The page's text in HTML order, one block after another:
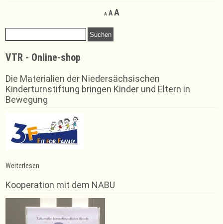
A
Decrease
font
AReset
size.
AIncrease
Suchen
nach:
VTR - Online-shop
Die Materialien der Niedersächsischen
Kinderturnstiftung bringen Kinder und Eltern in
Bewegung
Weiterlesen
Rope
Skipping
Kooperation mit dem NABU